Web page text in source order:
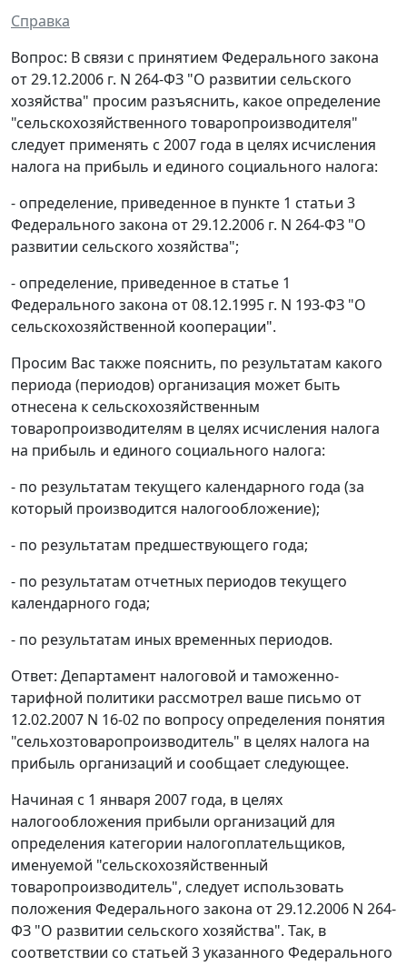
Справка
Вопрос: В связи с принятием Федерального закона
от 29.12.2006 г. N 264-ФЗ "О развитии сельского
хозяйства" просим разъяснить, какое определение
"сельскохозяйственного товаропроизводителя"
следует применять с 2007 года в целях исчисления
налога на прибыль и единого социального налога:
- определение, приведенное в пункте 1 статьи 3
Федерального закона от 29.12.2006 г. N 264-ФЗ "О
развитии сельского хозяйства";
- определение, приведенное в статье 1
Федерального закона от 08.12.1995 г. N 193-ФЗ "О
сельскохозяйственной кооперации".
Просим Вас также пояснить, по результатам какого
периода (периодов) организация может быть
отнесена к сельскохозяйственным
товаропроизводителям в целях исчисления налога
на прибыль и единого социального налога:
- по результатам текущего календарного года (за
который производится налогообложение);
- по результатам предшествующего года;
- по результатам отчетных периодов текущего
календарного года;
- по результатам иных временных периодов.
Ответ: Департамент налоговой и таможенно-
тарифной политики рассмотрел ваше письмо от
12.02.2007 N 16-02 по вопросу определения понятия
"сельхозтоваропроизводитель" в целях налога на
прибыль организаций и сообщает следующее.
Начиная с 1 января 2007 года, в целях
налогообложения прибыли организаций для
определения категории налогоплательщиков,
именуемой "сельскохозяйственный
товаропроизводитель", следует использовать
положения Федерального закона от 29.12.2006 N 264-
ФЗ "О развитии сельского хозяйства". Так, в
соответствии со статьей 3 указанного Федерального